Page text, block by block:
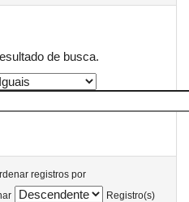
de busca.
registros por
Registro(s)